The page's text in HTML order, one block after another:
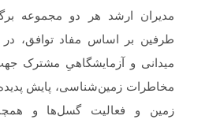
مدیران ارشد هر دو مجموعه
طرفین بر اساس مفاد توافق، در
میدانی و آزمایشگاهیِ مشترک
مخاطرات زمین‌شناسی، پایش
زمین و فعالیت گسل‌ها و